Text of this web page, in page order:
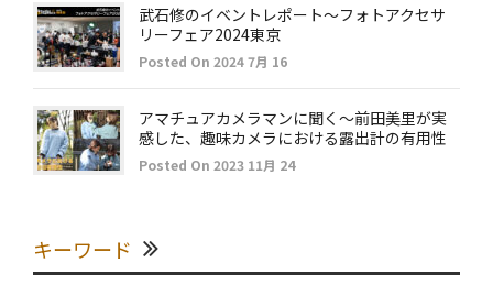
武石修のイベントレポート～フォトアクセサ
リーフェア2024東京
Posted On 2024 7月 16
アマチュアカメラマンに聞く～前田美里が実
感した、趣味カメラにおける露出計の有用性
Posted On 2023 11月 24
キーワード